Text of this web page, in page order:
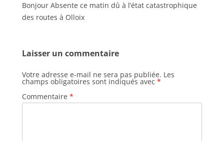
Bonjour Absente ce matin dû à l’état catastrophique
des routes à Olloix
Laisser un commentaire
Votre adresse e-mail ne sera pas publiée. Les
champs obligatoires sont indiqués avec *
Commentaire *